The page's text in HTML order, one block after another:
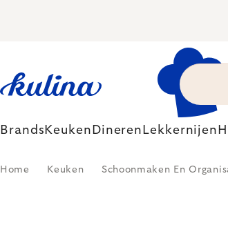
Brands Keuken Dineren Lekkernijen
Home Keuken Schoonmaken En